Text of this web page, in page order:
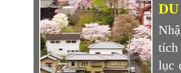
tích
lục